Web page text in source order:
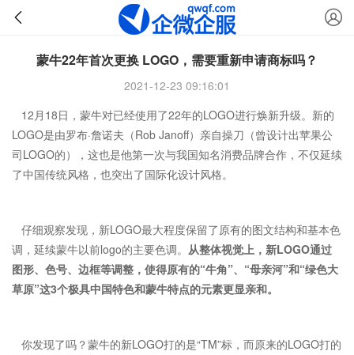
蒙牛22年首次更换 LOGO，需要重新申请商标吗？
2021-12-23 09:16:01
12月18日，蒙牛对已经使用了22年的LOGO进行焕新升级。新的
LOGO是由罗布·詹诺夫（Rob Janoff）亲自操刀（曾设计出苹果公
司LOGO的），这也是他第一次与我国知名消费品牌合作，不仅延续
了中国传统风格，也突出了国际化设计风格。
仔细观察发现，新LOGO最大程度保留了原有的图文结构和基本色
调，延续蒙牛以前logo的主要色调。 从整体视觉上，新LOGO通过
图形、色号、边框等调整，使得原有的“牛角”、“母亲河”和“绿色大
草原”这3个极具中国特色和蒙牛特点的元素更显亲和。
你发现了吗？蒙牛的新LOGO打的是“TM”标，而原来的LOGO打的